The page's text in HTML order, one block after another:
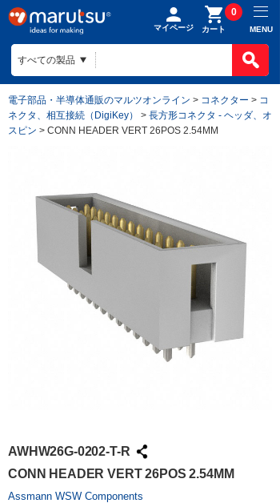
マイページ カート
0
MENU
電子部品・半導体通販のマルツオンライン > コネクター > コ
ネクタ、相互接続（DigiKey）
> 長方形コネクタ - ヘッダ、オ
スピン > CONN HEADER VERT 26POS 2.54MM
AWHW26G-0202-T-R
CONN HEADER VERT 26POS 2.54MM
Assmann WSW Components